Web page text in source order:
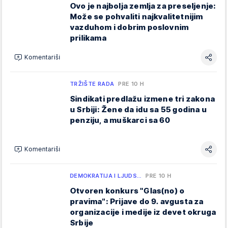
Ovo je najbolja zemlja za preseljenje:
Može se pohvaliti najkvalitetnijim
vazduhom i dobrim poslovnim
prilikama
Komentariši
TRŽIŠTE RADA PRE 10 H
Sindikati predlažu izmene tri zakona
u Srbiji: Žene da idu sa 55 godina u
penziju, a muškarci sa 60
Komentariši
DEMOKRATIJA I LJUDS… PRE 10 H
Otvoren konkurs "Glas(no) o
pravima": Prijave do 9. avgusta za
organizacije i medije iz devet okruga
Srbije